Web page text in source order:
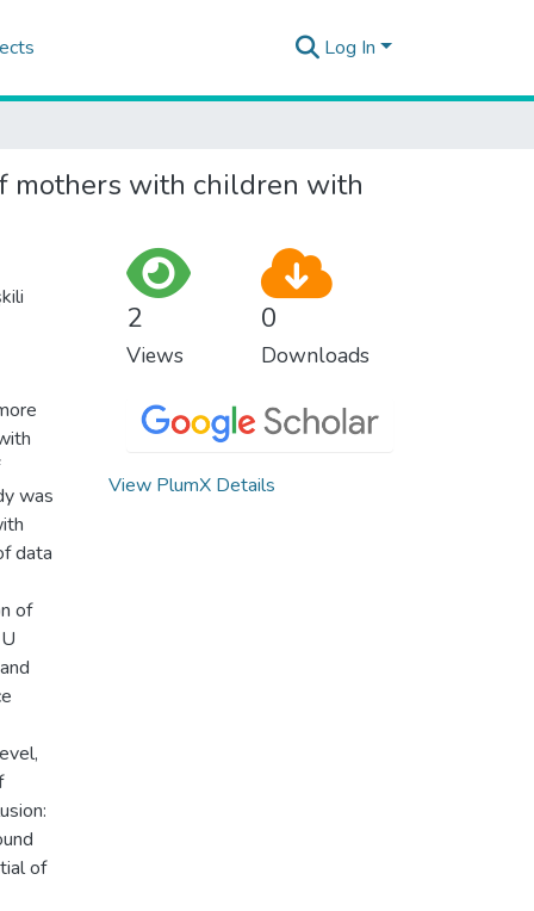
Log In
mothers with children with
was
data
of
of
2
Views
0
Downloads
View PlumX Details